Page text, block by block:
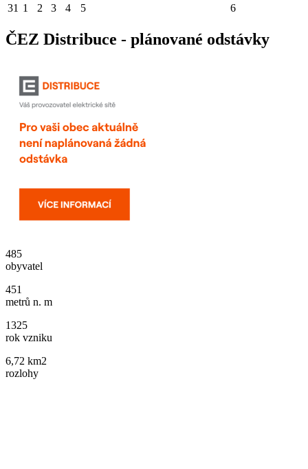
31 1 2 3 4 5 6
ČEZ Distribuce - plánované odstávky
485
obyvatel
451
metrů n. m
1325
rok vzniku
6,72 km2
rozlohy